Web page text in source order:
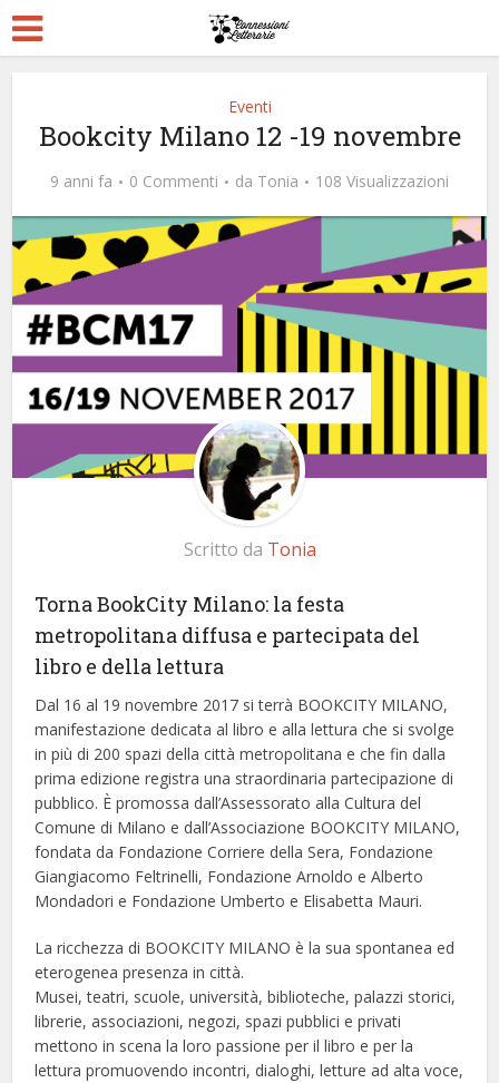
Eventi
Bookcity Milano 12 -19 novembre
9 anni fa 0 Commenti da Tonia 108 Visualizzazioni
Scritto da Tonia
Torna BookCity Milano: la festa
metropolitana diffusa e partecipata del
libro e della lettura
Dal 16 al 19 novembre 2017 si terrà BOOKCITY MILANO,
manifestazione dedicata al libro e alla lettura che si svolge
in più di 200 spazi della città metropolitana e che fin dalla
prima edizione registra una straordinaria partecipazione di
pubblico. È promossa dall’Assessorato alla Cultura del
Comune di Milano e dall’Associazione BOOKCITY MILANO,
fondata da Fondazione Corriere della Sera, Fondazione
Giangiacomo Feltrinelli, Fondazione Arnoldo e Alberto
Mondadori e Fondazione Umberto e Elisabetta Mauri.
La ricchezza di BOOKCITY MILANO è la sua spontanea ed
eterogenea presenza in città.
Musei, teatri, scuole, università, biblioteche, palazzi storici,
librerie, associazioni, negozi, spazi pubblici e privati
mettono in scena la loro passione per il libro e per la
lettura promuovendo incontri, dialoghi, letture ad alta voce,